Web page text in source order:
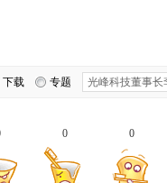
下载 专题
0 0